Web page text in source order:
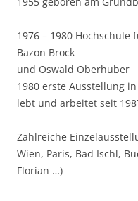
1976 – 1980
Bazon Brock
und Oswald Oberhuber
1980 erste Ausstellung
lebt und arbeitet seit
Zahlreiche
Wien, Paris, Bad Ischl,
Florian …)